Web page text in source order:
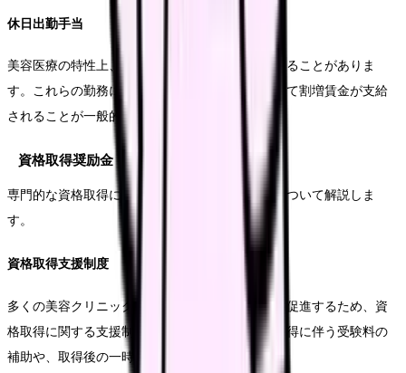
休日出勤手当
美容医療の特性上、休日や祝日の勤務が必要となることがありま
す。これらの勤務に対しては、通常の給与に加えて割増賃金が支給
されることが一般的です。
資格取得奨励金
専門的な資格取得に対するインセンティブ制度について解説しま
す。
資格取得支援制度
多くの美容クリニックでは、看護師の自己啓発を促進するため、資
格取得に関する支援制度を設けています。資格取得に伴う受験料の
補助や、取得後の一時金支給などが含まれます。